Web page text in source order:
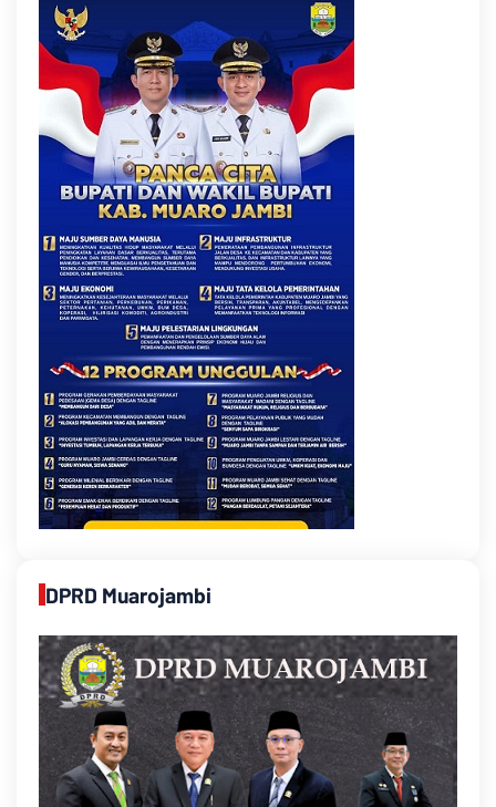
DPRD Muarojambi